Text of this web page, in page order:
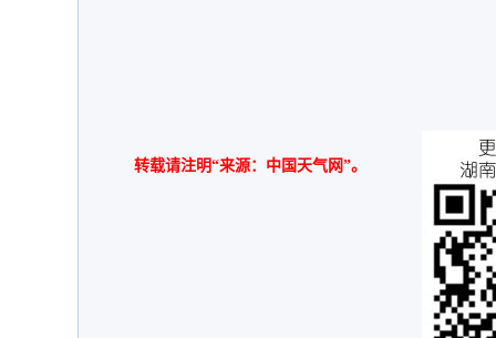
转载请注明“来源：中国天气网”。